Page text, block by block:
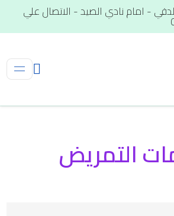
قمبيز - الدقي - امام نادي الصيد - الاتصال علي
التمريض